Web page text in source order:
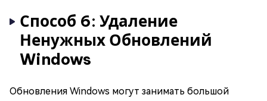
Способ 6: Удаление
Ненужных Обновлений
Windows
Обновления Windows могут занимать большой